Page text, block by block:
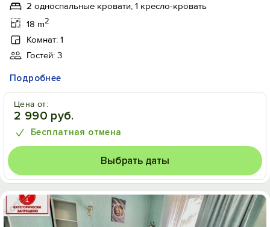
2 односпальные кровати, 1 кресло-кровать
18 m2
Комнат: 1
Гостей: 3
Подробнее
Цена от:
2 990 руб.
Бесплатная отмена
Выбрать даты